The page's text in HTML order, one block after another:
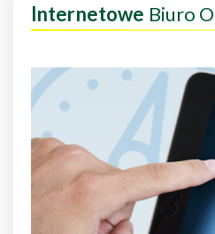
Internetowe Biuro